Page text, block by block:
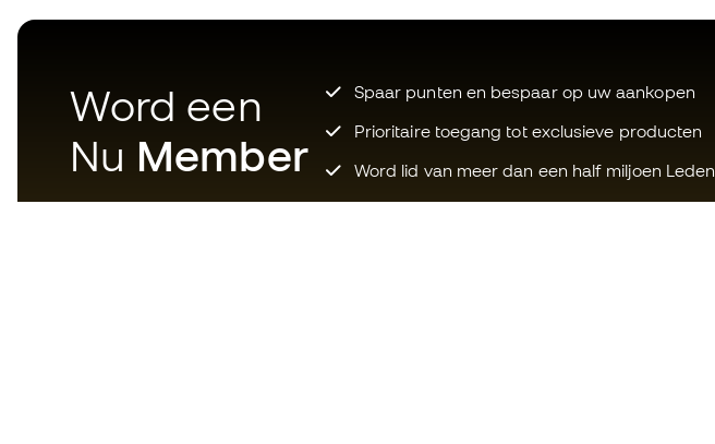
Word een
Nu Member
Spaar punten en bespaar op uw aankopen
Prioritaire toegang tot exclusieve producten
Word lid van meer dan een half miljoen Leden